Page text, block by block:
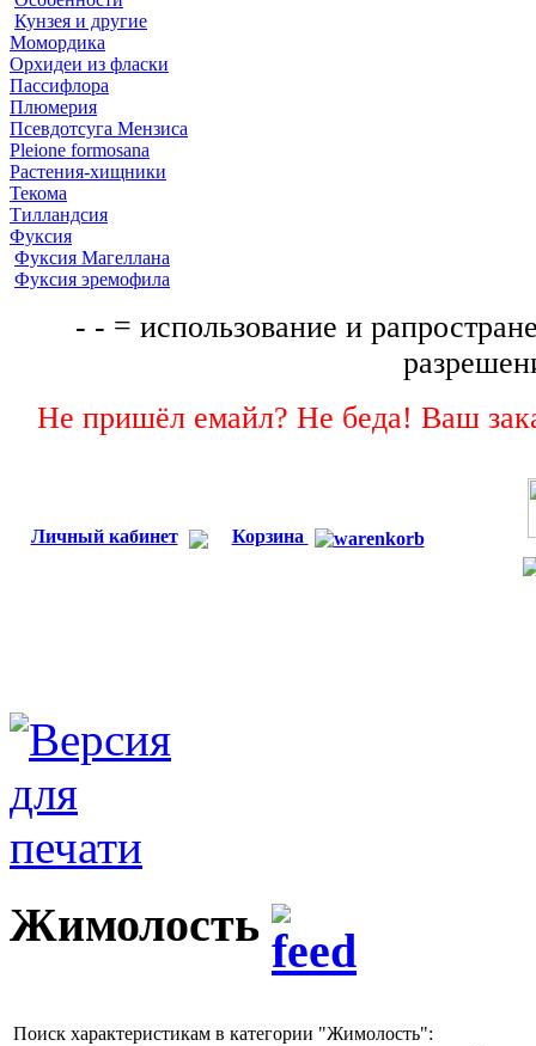
Кунзея и другие
Момордика
Орхидеи из фласки
Пассифлора
Плюмерия
Псевдотсуга Мензиса
Pleione formosana
Растения-хищники
Текома
Тилландсия
Фуксия
Фуксия Магеллана
Фуксия эремофила
- - = использование и
Не пришёл емайл? Не беда! Ваш
Личный кабинет Корзина
Жимолость
Поиск характеристикам в категории "Жимолость":